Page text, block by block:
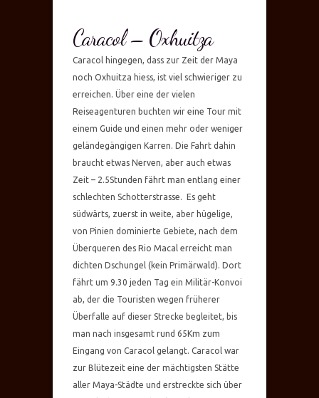
Caracol – Oxhuitza
Caracol hingegen, dass zur Zeit der Maya
noch Oxhuitza hiess, ist viel schwieriger zu
erreichen. Über eine der vielen
Reiseagenturen buchten wir eine Tour mit
einem Guide und einen mehr oder weniger
geländegängigen Karren. Die Fahrt dahin
braucht etwas Nerven, aber auch etwas
Zeit – 2.5Stunden fährt man entlang einer
schlechten Schotterstrasse. Es geht
südwärts, zuerst in weite, aber hügelige,
von Pinien dominierte Gebiete, nach dem
Überqueren des Rio Macal erreicht man
dichten Dschungel (kein Primärwald). Dort
fährt um 9.30 jeden Tag ein Militär-Konvoi
ab, der die Touristen wegen früherer
Überfalle auf dieser Strecke begleitet, bis
man nach insgesamt rund 65Km zum
Eingang von Caracol gelangt. Caracol war
zur Blütezeit eine der mächtigsten Stätte
aller Maya-Städte und erstreckte sich über